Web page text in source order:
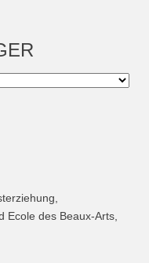
Ecole des Beaux-Arts,